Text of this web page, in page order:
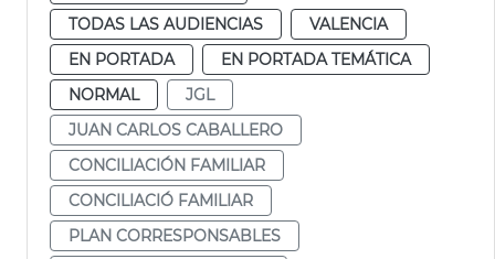
TODAS LAS AUDIENCIAS
VALENCIA
EN PORTADA
EN PORTADA TEMÁTICA
NORMAL
JGL
JUAN CARLOS CABALLERO
CONCILIACIÓN FAMILIAR
CONCILIACIÓ FAMILIAR
PLAN CORRESPONSABLES